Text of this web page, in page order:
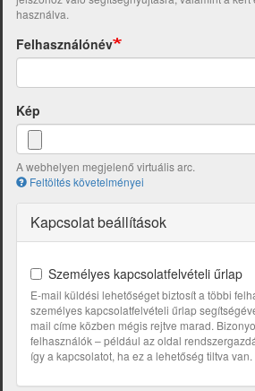
használva.
Felhasználónév
Kép
A webhelyen megjelenő virtuális arc.
Feltöltés követelményei
Kapcsolat beállítások
Személyes kapcsolatfelvételi űrlap
E-mail küldési lehetőséget biztosít a többi
személyes kapcsolatfelvételi űrlap
mail címe közben mégis rejtve marad.
felhasználók – például az oldal
így a kapcsolatot, ha ez a lehetőség tiltva van.